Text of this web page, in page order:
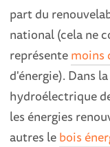
part du
national (cela ne
représentemoins
d'énergie). Dans
hydroélectrique
les énergies
autres lebois